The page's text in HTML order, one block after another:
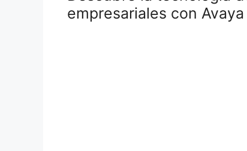
empresariales con Avaya